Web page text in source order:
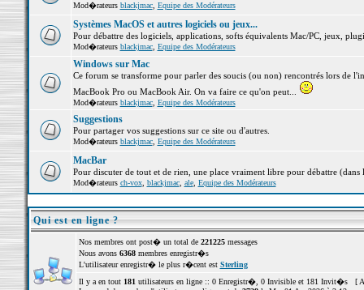
Mod�rateurs blackjmac, Equipe des Modérateurs
Systèmes MacOS et autres logiciels ou jeux...
Pour débattre des logiciels, applications, softs équivalents Mac/PC, jeux,
Mod�rateurs blackjmac, Equipe des Modérateurs
Windows sur Mac
Ce forum se transforme pour parler des soucis (ou non) rencontrés lors de
MacBook Pro ou MacBook Air. On va faire ce qu'on peut...
Mod�rateurs blackjmac, Equipe des Modérateurs
Suggestions
Pour partager vos suggestions sur ce site ou d'autres.
Mod�rateurs blackjmac, Equipe des Modérateurs
MacBar
Pour discuter de tout et de rien, une place vraiment libre pour débattre (dans
Mod�rateurs ch-vox, blackjmac, ale, Equipe des Modérateurs
Qui est en ligne ?
Nos membres ont post� un total de 221225messages
Nous avons 6368membres enregistr�s
L'utilisateur enregistr� le plus r�cent est Sterling
Il y a en tout 181 utilisateurs en ligne :: 0 Enregistr�, 0 Invisible et 181 Invit�s [